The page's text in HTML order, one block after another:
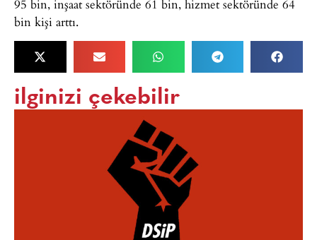
95 bin, inşaat sektöründe 61 bin, hizmet sektöründe 64
bin kişi arttı.
ilginizi çekebilir